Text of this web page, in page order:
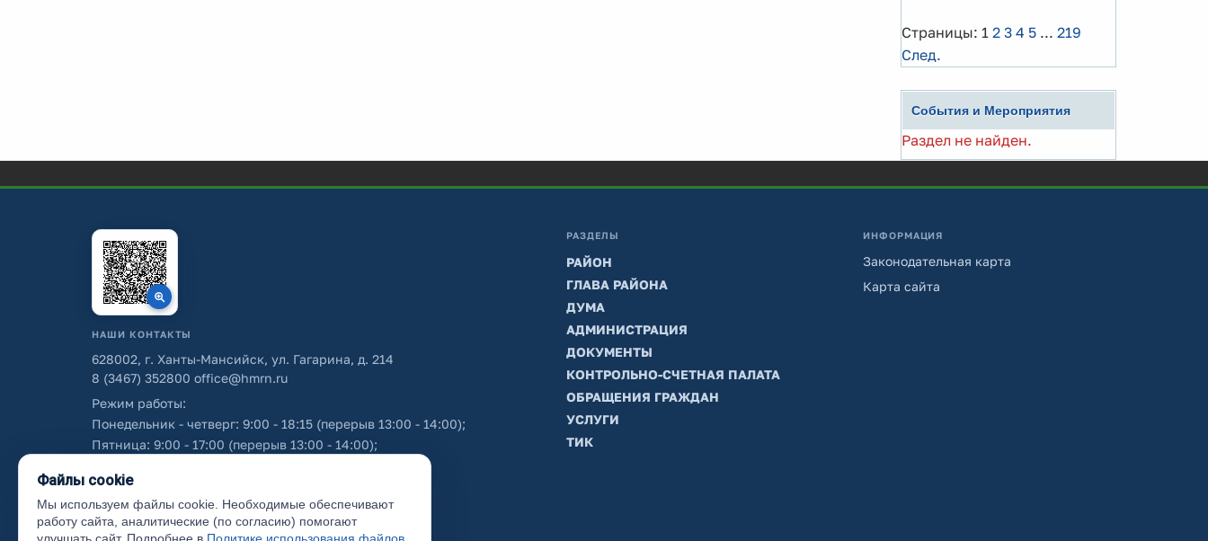
Страницы: 1 2 3 4 5 ... 219
След.
События и Мероприятия
Раздел не найден.
НАШИ КОНТАКТЫ
628002, г. Ханты-Мансийск, ул. Гагарина, д. 214
8 (3467) 352800 office@hmrn.ru
Режим работы:
Понедельник - четверг: 9:00 - 18:15 (перерыв 13:00 - 14:00);
Пятница: 9:00 - 17:00 (перерыв 13:00 - 14:00);
Об использовании персональных данных
РАЗДЕЛЫ
РАЙОН
ГЛАВА РАЙОНА
ДУМА
АДМИНИСТРАЦИЯ
ДОКУМЕНТЫ
КОНТРОЛЬНО-СЧЕТНАЯ ПАЛАТА
ОБРАЩЕНИЯ ГРАЖДАН
УСЛУГИ
ТИК
ИНФОРМАЦИЯ
Законодательная карта
Карта сайта
Файлы cookie
Мы используем файлы cookie. Необходимые обеспечивают
работу сайта, аналитические (по согласию) помогают